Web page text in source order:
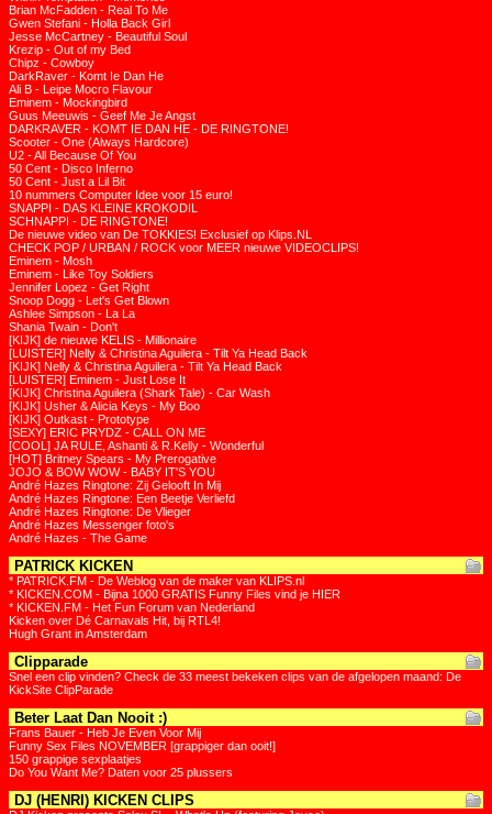
Brian McFadden - Real To Me
Gwen Stefani - Holla Back Girl
Jesse McCartney - Beautiful Soul
Krezip - Out of my Bed
Chipz - Cowboy
DarkRaver - Komt Ie Dan He
Ali B - Leipe Mocro Flavour
Eminem - Mockingbird
Guus Meeuwis - Geef Me Je Angst
DARKRAVER - KOMT IE DAN HE - DE RINGTONE!
Scooter - One (Always Hardcore)
U2 - All Because Of You
50 Cent - Disco Inferno
50 Cent - Just a Lil Bit
10 nummers Computer Idee voor 15 euro!
SNAPPI - DAS KLEINE KROKODIL
SCHNAPPI - DE RINGTONE!
De nieuwe video van De TOKKIES! Exclusief op Klips.NL
CHECK POP / URBAN / ROCK voor MEER nieuwe VIDEOCLIPS!
Eminem - Mosh
Eminem - Like Toy Soldiers
Jennifer Lopez - Get Right
Snoop Dogg - Let's Get Blown
Ashlee Simpson - La La
Shania Twain - Don't
[KIJK] de nieuwe KELIS - Millionaire
[LUISTER] Nelly & Christina Aguilera - Tilt Ya Head Back
[KIJK] Nelly & Christina Aguilera - Tilt Ya Head Back
[LUISTER] Eminem - Just Lose It
[KIJK] Christina Aguilera (Shark Tale) - Car Wash
[KIJK] Usher & Alicia Keys - My Boo
[KIJK] Outkast - Prototype
[SEXY] ERIC PRYDZ - CALL ON ME
[COOL] JA RULE, Ashanti & R.Kelly - Wonderful
[HOT] Britney Spears - My Prerogative
JOJO & BOW WOW - BABY IT'S YOU
André Hazes Ringtone: Zij Gelooft In Mij
André Hazes Ringtone: Een Beetje Verliefd
André Hazes Ringtone: De Vlieger
André Hazes Messenger foto's
André Hazes - The Game
PATRICK KICKEN
* PATRICK.FM - De Weblog van de maker van KLIPS.nl
* KICKEN.COM - Bijna 1000 GRATIS Funny Files vind je HIER
* KICKEN.FM - Het Fun Forum van Nederland
Kicken over Dé Carnavals Hit, bij RTL4!
Hugh Grant in Amsterdam
Clipparade
Snel een clip vinden? Check de 33 meest bekeken clips van de afgelopen maand: De
KickSite ClipParade
Beter Laat Dan Nooit :)
Frans Bauer - Heb Je Even Voor Mij
Funny Sex Files NOVEMBER [grappiger dan ooit!]
150 grappige sexplaatjes
Do You Want Me? Daten voor 25 plussers
DJ (HENRI) KICKEN CLIPS